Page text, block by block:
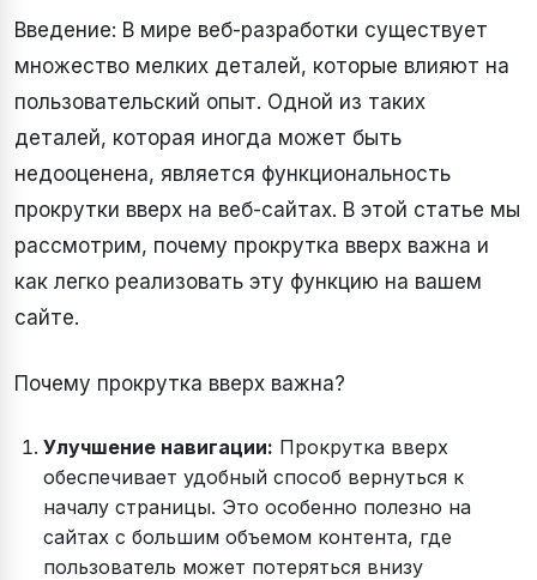
Введение: В мире веб-разработки существует
множество мелких деталей, которые влияют на
пользовательский опыт. Одной из таких
деталей, которая иногда может быть
недооценена, является функциональность
прокрутки вверх на веб-сайтах. В этой статье мы
рассмотрим, почему прокрутка вверх важна и
как легко реализовать эту функцию на вашем
сайте.
Почему прокрутка вверх важна?
Улучшение навигации: Прокрутка вверх
обеспечивает удобный способ вернуться к
началу страницы. Это особенно полезно на
сайтах с большим объемом контента, где
пользователь может потеряться внизу